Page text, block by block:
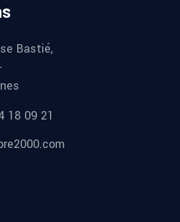
Bastié,
18 09 21